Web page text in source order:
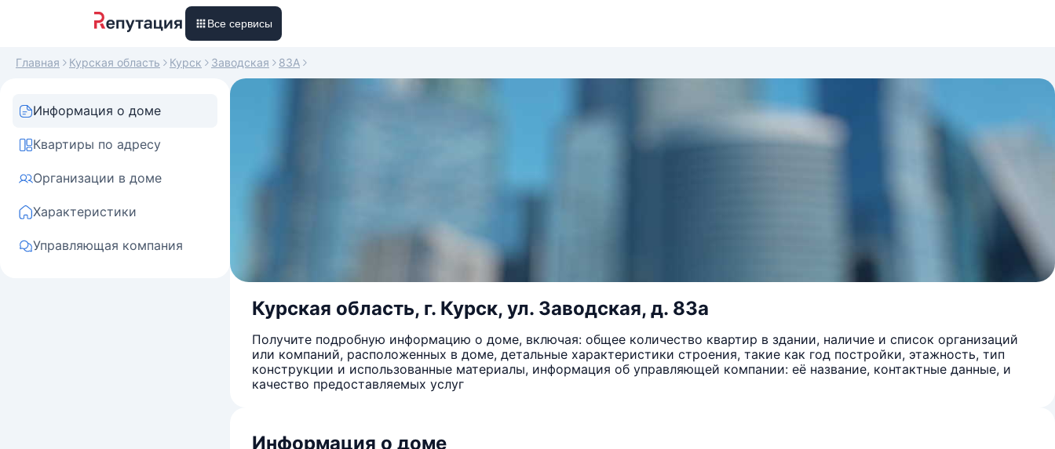
Все сервисы
Главная Курская область Курск Заводская 83А
Информация о доме
Квартиры по адресу
Организации в доме
Характеристики
Управляющая компания
Курская область, г. Курск, ул. Заводская, д. 83а
Получите подробную информацию о доме, включая: общее количество квартир в здании, наличие и список организаций
или компаний, расположенных в доме, детальные характеристики строения, такие как год постройки, этажность, тип
конструкции и использованные материалы, информация об управляющей компании: её название, контактные данные, и
качество предоставляемых услуг
Информация о доме